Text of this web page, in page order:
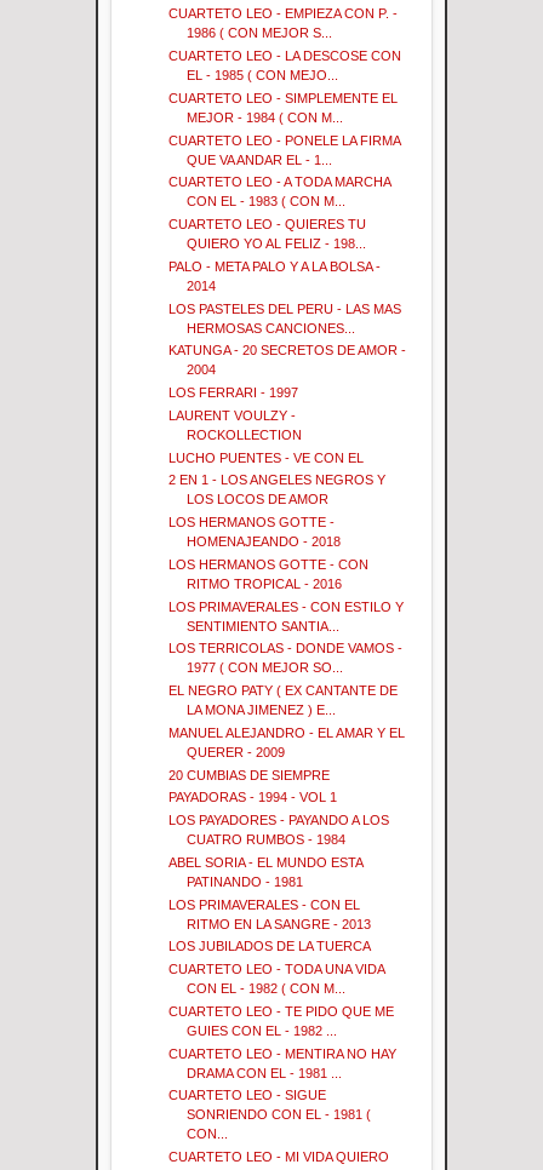
CUARTETO LEO - EMPIEZA CON P. -
1986 ( CON MEJOR S...
CUARTETO LEO - LA DESCOSE CON
EL - 1985 ( CON MEJO...
CUARTETO LEO - SIMPLEMENTE EL
MEJOR - 1984 ( CON M...
CUARTETO LEO - PONELE LA FIRMA
QUE VA ANDAR EL - 1...
CUARTETO LEO - A TODA MARCHA
CON EL - 1983 ( CON M...
CUARTETO LEO - QUIERES TU
QUIERO YO AL FELIZ - 198...
PALO - META PALO Y A LA BOLSA -
2014
LOS PASTELES DEL PERU - LAS MAS
HERMOSAS CANCIONES...
KATUNGA - 20 SECRETOS DE AMOR -
2004
LOS FERRARI - 1997
LAURENT VOULZY -
ROCKOLLECTION
LUCHO PUENTES - VE CON EL
2 EN 1 - LOS ANGELES NEGROS Y
LOS LOCOS DE AMOR
LOS HERMANOS GOTTE -
HOMENAJEANDO - 2018
LOS HERMANOS GOTTE - CON
RITMO TROPICAL - 2016
LOS PRIMAVERALES - CON ESTILO Y
SENTIMIENTO SANTIA...
LOS TERRICOLAS - DONDE VAMOS -
1977 ( CON MEJOR SO...
EL NEGRO PATY ( EX CANTANTE DE
LA MONA JIMENEZ ) E...
MANUEL ALEJANDRO - EL AMAR Y EL
QUERER - 2009
20 CUMBIAS DE SIEMPRE
PAYADORAS - 1994 - VOL 1
LOS PAYADORES - PAYANDO A LOS
CUATRO RUMBOS - 1984
ABEL SORIA - EL MUNDO ESTA
PATINANDO - 1981
LOS PRIMAVERALES - CON EL
RITMO EN LA SANGRE - 2013
LOS JUBILADOS DE LA TUERCA
CUARTETO LEO - TODA UNA VIDA
CON EL - 1982 ( CON M...
CUARTETO LEO - TE PIDO QUE ME
GUIES CON EL - 1982 ...
CUARTETO LEO - MENTIRA NO HAY
DRAMA CON EL - 1981 ...
CUARTETO LEO - SIGUE
SONRIENDO CON EL - 1981 (
CON...
CUARTETO LEO - MI VIDA QUIERO